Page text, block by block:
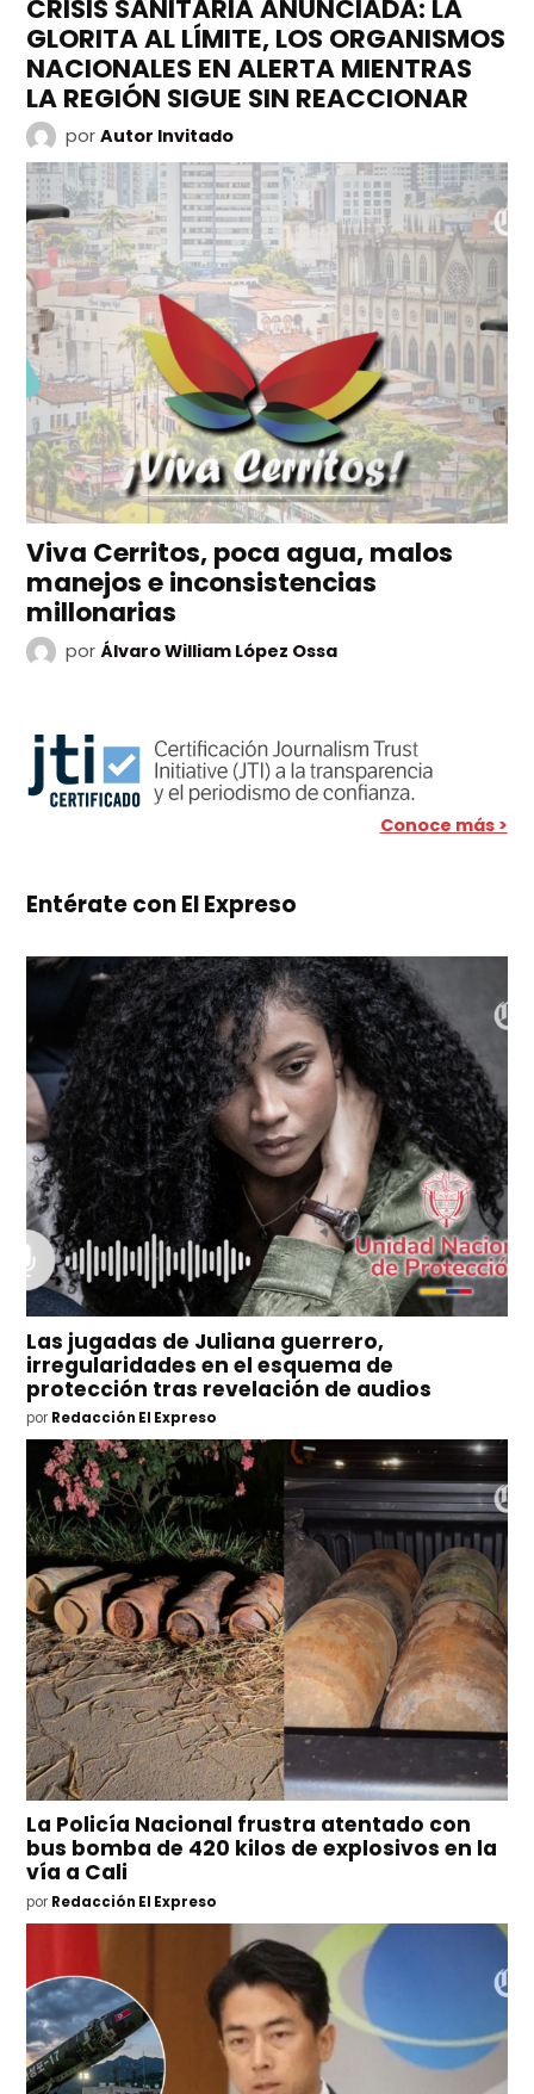
CRISIS SANITARIA ANUNCIADA: LA
GLORITA AL LÍMITE, LOS ORGANISMOS
NACIONALES EN ALERTA MIENTRAS
LA REGIÓN SIGUE SIN REACCIONAR
por Autor Invitado
Viva Cerritos, poca agua, malos
manejos e inconsistencias
millonarias
por Álvaro William López Ossa
Conoce más >
Entérate con El Expreso
Las jugadas de Juliana guerrero,
irregularidades en el esquema de
protección tras revelación de audios
por Redacción El Expreso
La Policía Nacional frustra atentado con
bus bomba de 420 kilos de explosivos en la
vía a Cali
por Redacción El Expreso